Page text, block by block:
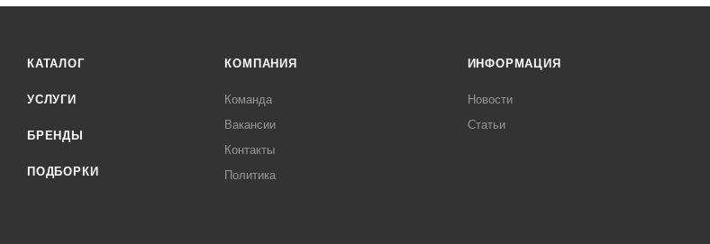
КАТАЛОГ
УСЛУГИ
БРЕНДЫ
ПОДБОРКИ
КОМПАНИЯ
Команда
Вакансии
Контакты
Политика
ИНФОРМАЦИЯ
Новости
Статьи